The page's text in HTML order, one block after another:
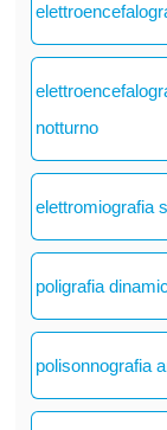
notturno
elettromiografia
poligrafia
polisonnografia